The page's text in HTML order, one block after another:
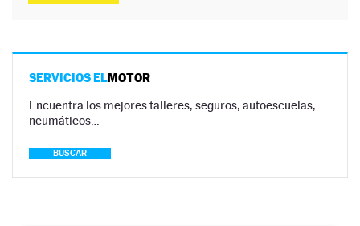
SERVICIOS ELMOTOR
Encuentra los mejores talleres, seguros, autoescuelas,
neumáticos…
BUSCAR